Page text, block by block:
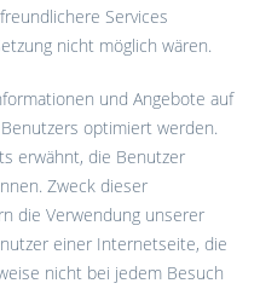
Services
nicht möglich wären.
und Angebote auf
optimiert werden.
erwähnt, die Benutzer
Zweck dieser
die Verwendung unserer
einer Internetseite, die
nicht bei jedem Besuch